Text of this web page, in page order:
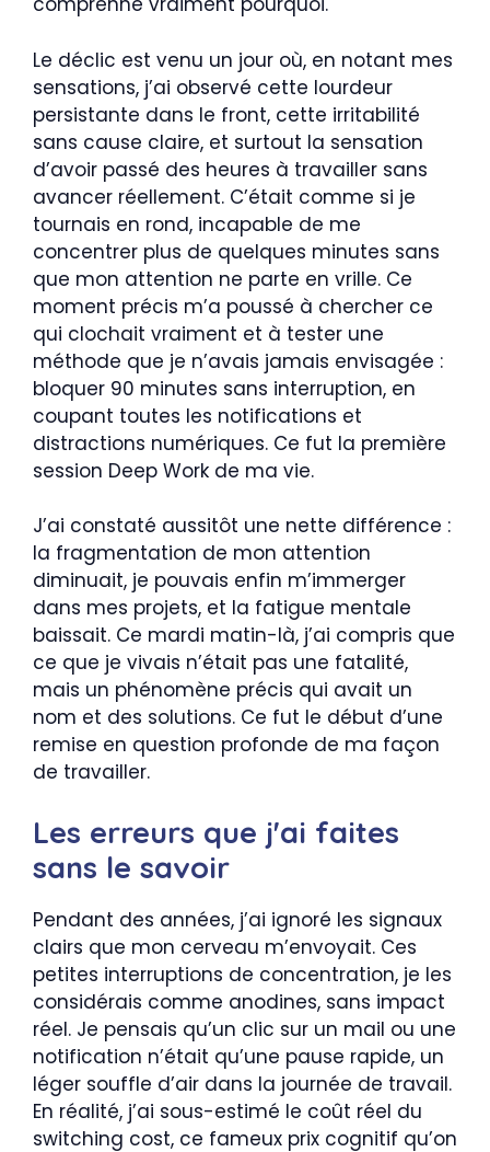
Le déclic est venu un jour où, en notant mes
sensations, j’ai observé cette lourdeur
persistante dans le front, cette irritabilité
sans cause claire, et surtout la sensation
d’avoir passé des heures à travailler sans
avancer réellement. C’était comme si je
tournais en rond, incapable de me
concentrer plus de quelques minutes sans
que mon attention ne parte en vrille. Ce
moment précis m’a poussé à chercher ce
qui clochait vraiment et à tester une
méthode que je n’avais jamais envisagée :
bloquer 90 minutes sans interruption, en
coupant toutes les notifications et
distractions numériques. Ce fut la première
session Deep Work de ma vie.
J’ai constaté aussitôt une nette différence :
la fragmentation de mon attention
diminuait, je pouvais enfin m’immerger
dans mes projets, et la fatigue mentale
baissait. Ce mardi matin-là, j’ai compris que
ce que je vivais n’était pas une fatalité,
mais un phénomène précis qui avait un
nom et des solutions. Ce fut le début d’une
remise en question profonde de ma façon
de travailler.
Les erreurs que j'ai faites
sans le savoir
Pendant des années, j’ai ignoré les signaux
clairs que mon cerveau m’envoyait. Ces
petites interruptions de concentration, je les
considérais comme anodines, sans impact
réel. Je pensais qu’un clic sur un mail ou une
notification n’était qu’une pause rapide, un
léger souffle d’air dans la journée de travail.
En réalité, j’ai sous-estimé le coût réel du
switching cost, ce fameux prix cognitif qu’on